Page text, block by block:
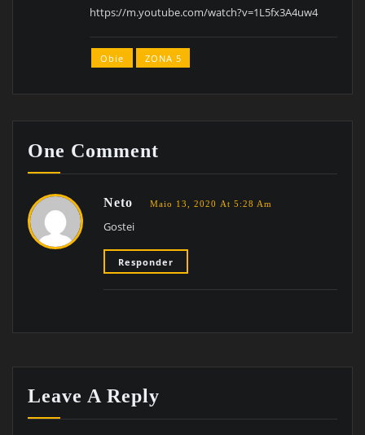
https://m.youtube.com/watch?v=1L5fx3A4uw4
Obie ZONA 5
One Comment
Neto Maio 13, 2020 At 5:28 Am
Gostei
Responder
Leave A Reply